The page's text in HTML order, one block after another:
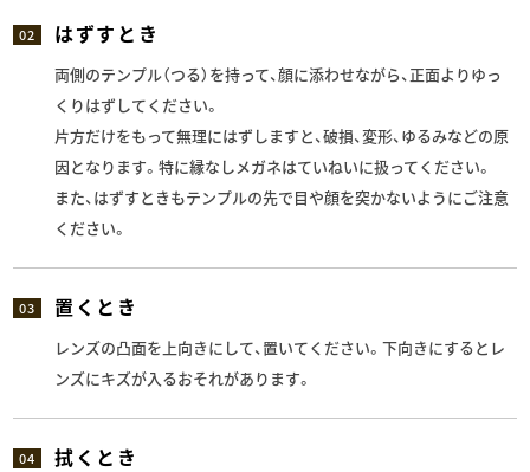
02 はずすとき
両側のテンプル（つる）を持って、顔に添わせながら、正面よりゆっ
くりはずしてください。
片方だけをもって無理にはずしますと、破損、変形、ゆるみなどの原
因となります。特に縁なしメガネはていねいに扱ってください。
また、はずすときもテンプルの先で目や顔を突かないようにご注意
ください。
03 置くとき
レンズの凸面を上向きにして、置いてください。下向きにするとレ
ンズにキズが入るおそれがあります。
04 拭くとき